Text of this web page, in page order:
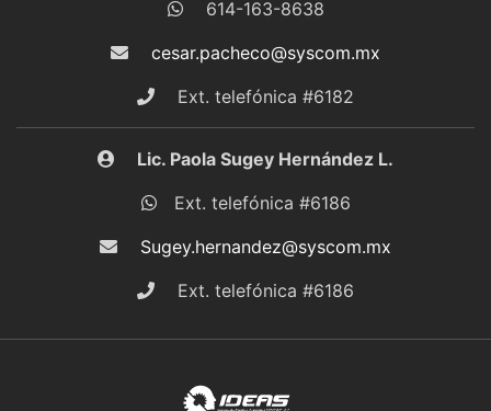
614-163-8638
cesar.pacheco@syscom.mx
Ext. telefónica #6182
Lic. Paola Sugey Hernández L.
Ext. telefónica #6186
Sugey.hernandez@syscom.mx
Ext. telefónica #6186